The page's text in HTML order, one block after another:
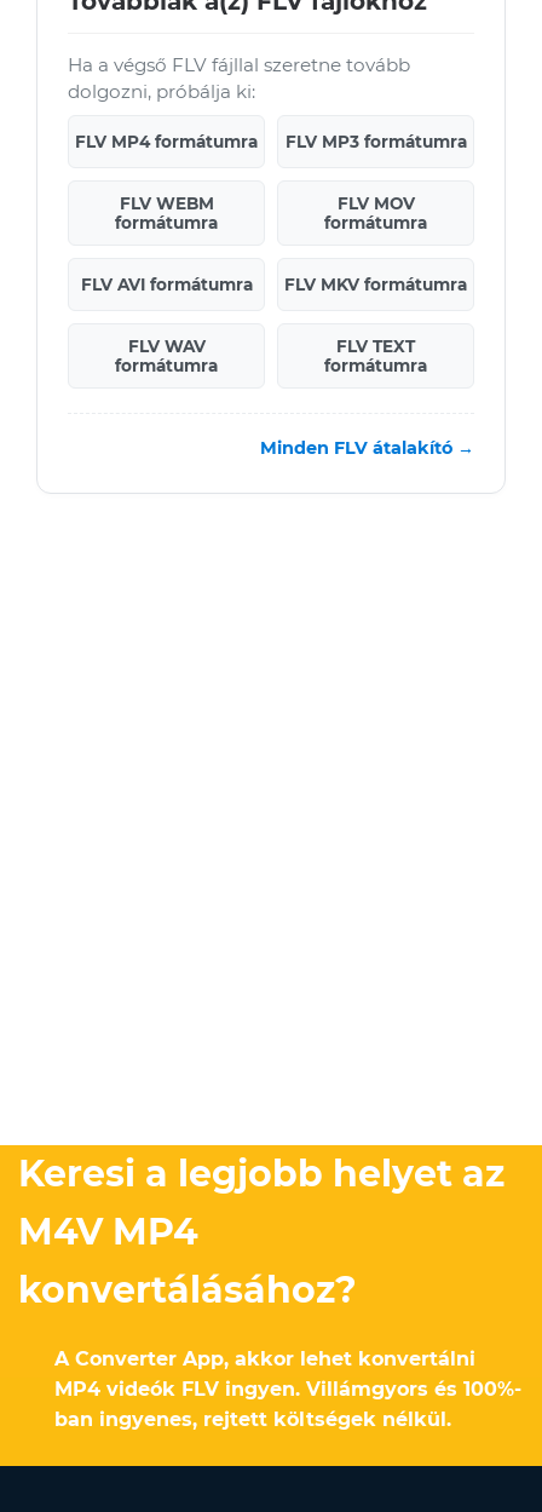
Ha a végső FLV fájllal szeretne tovább
dolgozni, próbálja ki:
FLV MP4 formátumra FLV MP3 formátumra
FLV WEBM
formátumra
FLV MOV
formátumra
FLV AVI formátumra FLV MKV formátumra
FLV WAV
formátumra
FLV TEXT
formátumra
Minden FLV átalakító →
Keresi a legjobb helyet az
M4V MP4
konvertálásához?
A Converter App, akkor lehet konvertálni
MP4 videók FLV ingyen. Villámgyors és 100%-
ban ingyenes, rejtett költségek nélkül.